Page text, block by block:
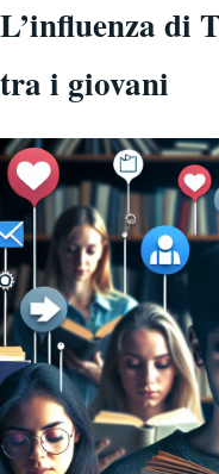
L’influenza di
tra i giovani